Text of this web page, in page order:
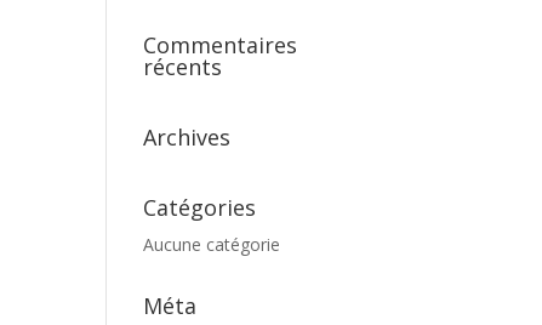
Commentaires
récents
Archives
Catégories
Aucune catégorie
Méta